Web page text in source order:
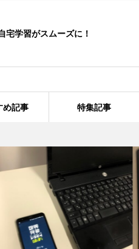
宅学習がスムーズに！
め記事 特集記事